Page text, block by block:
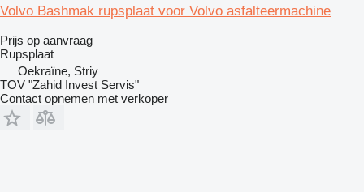
Volvo Bashmak rupsplaat voor Volvo asfalteermachine
Prijs op aanvraag
Rupsplaat
Oekraïne, Striy
TOV "Zahid Invest Servis"
Contact opnemen met verkoper